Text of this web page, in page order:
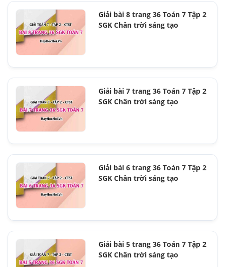
Giải bài 8 trang 36 Toán 7 Tập 2
SGK Chân trời sáng tạo
Giải bài 7 trang 36 Toán 7 Tập 2
SGK Chân trời sáng tạo
Giải bài 6 trang 36 Toán 7 Tập 2
SGK Chân trời sáng tạo
Giải bài 5 trang 36 Toán 7 Tập 2
SGK Chân trời sáng tạo